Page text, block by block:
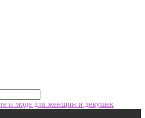
и моде для женщин и девушек